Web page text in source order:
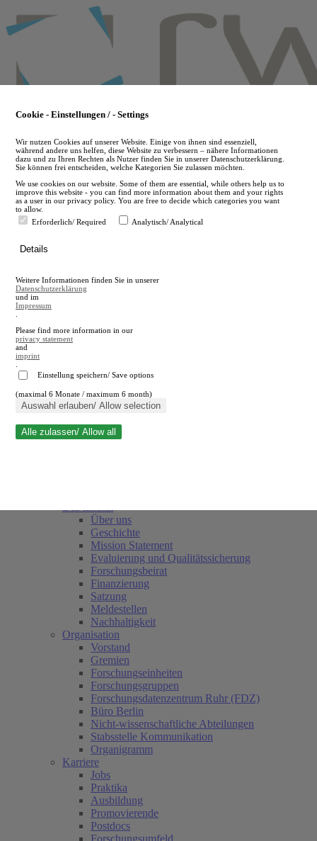
to
main
en
A
A
Suche schließen
Über uns
Geschichte
Mission Statement
Evaluierung und Qualitätssicherung
Forschungsbeirat
Finanzierung
Satzung
Meldestellen
Nachhaltigkeit
Organisation
Vorstand
Gremien
Forschungseinheiten
Forschungsgruppen
Forschungsdatenzentrum Ruhr (FDZ)
Büro Berlin
Nicht-wissenschaftliche Abteilungen
Stabsstelle Kommunikation
Organigramm
Karriere
Jobs
Praktika
Ausbildung
Promovierende
Postdocs
Forschungsumfeld
Cookie - Einstellungen / - Settings
Wir nutzen Cookies auf unserer Website. Einige von ihnen sind essenziell,
während andere uns helfen, diese Website zu verbessern – nähere Informationen
dazu und zu Ihren Rechten als Nutzer finden Sie in unserer Datenschutzerklärung.
Sie können frei entscheiden, welche Kategorien Sie zulassen möchten.
We use cookies on our website. Some of them are essential, while others help us to
improve this website - you can find more information about them and your rights
as a user in our privacy policy. You are free to decide which categories you want
to allow.
Erforderlich/ Required
Analytisch/ Analytical
Details
Weitere Informationen finden Sie in unserer
Datenschutzerklärung
und im
Impressum
Please find more information in our
privacy statement
and
imprint
Einstellung speichern/ Save options
(maximal 6 Monate / maximum 6 month)
Auswahl erlauben/ Allow selection
Alle zulassen/ Allow all